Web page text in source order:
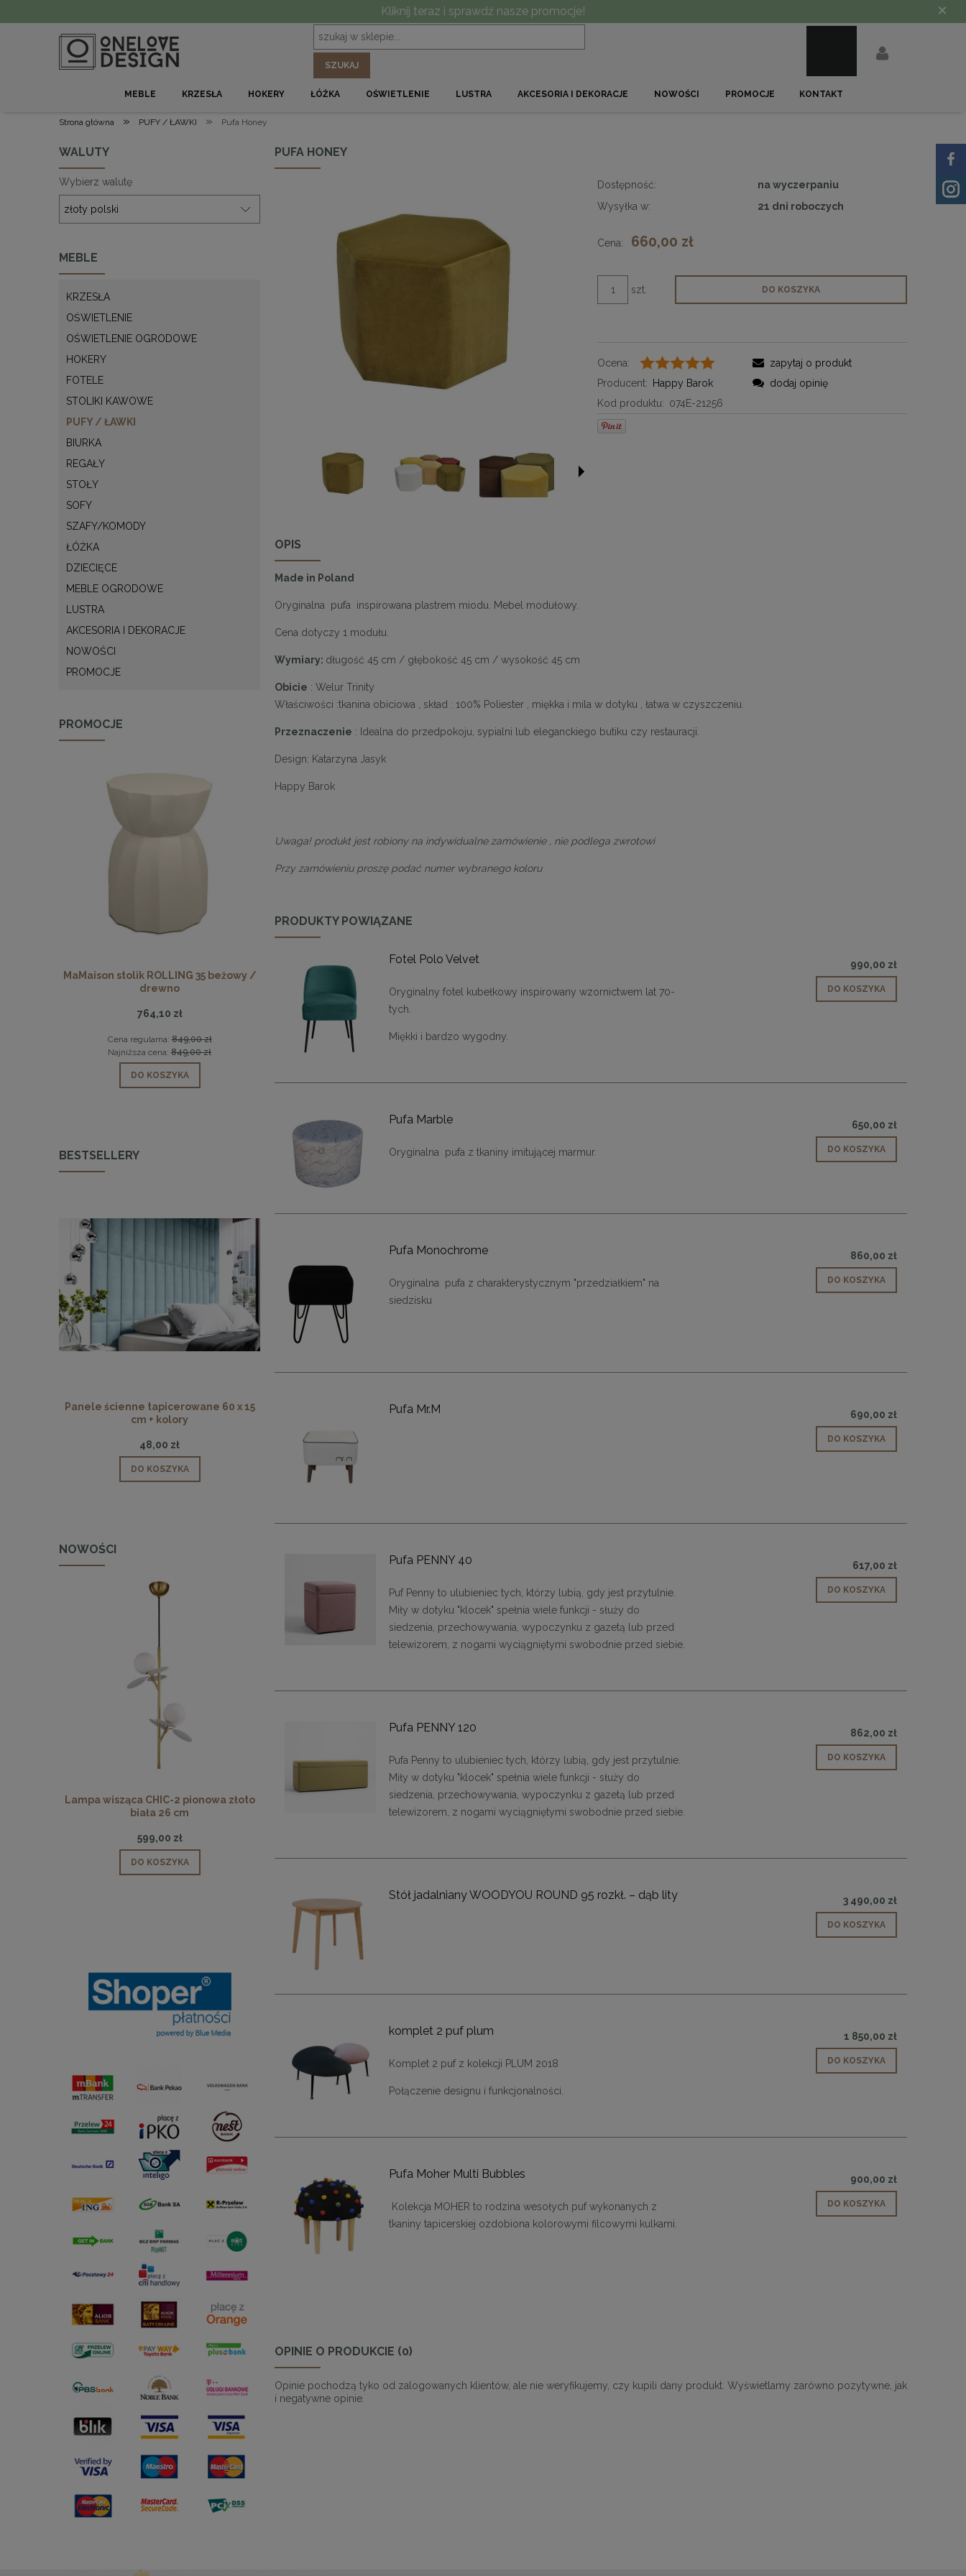
Kliknij teraz i sprawdź nasze promocje! ×
SZUKAJ
MEBLE KRZESŁA HOKERY ŁÓŻKA OŚWIETLENIE LUSTRA AKCESORIA I DEKORACJE NOWOŚCI PROMOCJE KONTAKT
Strona główna » PUFY / ŁAWKI » Pufa Honey
WALUTY
Wybierz walutę
MEBLE
KRZESŁA
OŚWIETLENIE
OŚWIETLENIE OGRODOWE
HOKERY
FOTELE
STOLIKI KAWOWE
PUFY / ŁAWKI
BIURKA
REGAŁY
STOŁY
SOFY
SZAFY/KOMODY
ŁÓŻKA
DZIECIĘCE
MEBLE OGRODOWE
LUSTRA
AKCESORIA I DEKORACJE
NOWOŚCI
PROMOCJE
PROMOCJE
MaMaison stolik ROLLING 35 beżowy /
drewno
764,10 zł
Cena regularna:849,00 zł
Najniższa cena: 849,00 zł
DO KOSZYKA
MaMaison stolik LEONARDO 39 czarny /
złoty
Cena regularna:
999,01 zł
Najniższa cena:
beżowe
MaMaison krzesło barowe LOGAN białe
Dębowy stolik
BESTSELLERY
Panele ścienne tapicerowane 60 x 15
cm + kolory
48,00 zł
DO KOSZYKA
Panele ścienne tapicerowane 40 x 30
48,00 zł
DO KOSZYKA
NOWOŚCI
Lampa wisząca CHIC-2 pionowa złoto
biała 26 cm
599,00 zł
DO KOSZYKA
Lampa wisząca CHIC-9, biało złota 75
Lampa wisząca CHIC-6, biało złota 90
cm
Lampa wisząca CHIC-1 biało złota, 20
PUFA HONEY
Dostępność:
na wyczerpaniu
Wysyłka w:
21 dni roboczych
Cena: 660,00 zł
szt. DO KOSZYKA
Ocena:
Producent:
Happy Barok
Kod produktu: 074E-21256
zapytaj o produkt
dodaj opinię
OPIS
Made in Poland
Oryginalna pufa inspirowana plastrem miodu. Mebel modułowy.
Cena dotyczy 1 modułu.
Wymiary: długość 45 cm / głębokość 45 cm / wysokość 45 cm
Obicie : Welur Trinity
Właściwości :tkanina obiciowa , skład : 100% Poliester , miękka i mila w dotyku , łatwa w czyszczeniu.
Przeznaczenie : Idealna do przedpokoju, sypialni lub eleganckiego butiku czy restauracji.
Design: Katarzyna Jasyk
Happy Barok
Uwaga! produkt jest robiony na indywidualne zamówienie , nie podlega zwrotowi
Przy zamówieniu proszę podać numer wybranego koloru
PRODUKTY POWIĄZANE
Fotel Polo Velvet
Oryginalny fotel kubełkowy inspirowany wzornictwem lat 70-
tych.
Miękki i bardzo wygodny.
990,00 zł
DO KOSZYKA
Pufa Marble
Oryginalna pufa z tkaniny imitującej marmur.
650,00 zł
DO KOSZYKA
Pufa Monochrome
Oryginalna pufa z charakterystycznym "przedziałkiem" na
siedzisku
860,00 zł
DO KOSZYKA
Pufa Mr.M 690,00 zł
DO KOSZYKA
Pufa PENNY 40
Puf Penny to ulubieniec tych, którzy lubią, gdy jest przytulnie.
Miły w dotyku "klocek" spełnia wiele funkcji - służy do
siedzenia, przechowywania, wypoczynku z gazetą lub przed
telewizorem, z nogami wyciągniętymi swobodnie przed siebie.
617,00 zł
DO KOSZYKA
Pufa PENNY 120
Pufa Penny to ulubieniec tych, którzy lubią, gdy jest przytulnie.
Miły w dotyku "klocek" spełnia wiele funkcji - służy do
siedzenia, przechowywania, wypoczynku z gazetą lub przed
telewizorem, z nogami wyciągniętymi swobodnie przed siebie.
862,00 zł
DO KOSZYKA
Stół jadalniany WOODYOU ROUND 95 rozkł. – dąb lity 3 490,00 zł
DO KOSZYKA
komplet 2 puf plum
Komplet 2 puf z kolekcji PLUM 2018
Połączenie designu i funkcjonalności.
1 850,00 zł
DO KOSZYKA
Pufa Moher Multi Bubbles
Kolekcja MOHER to rodzina wesołych puf wykonanych z
tkaniny tapicerskiej ozdobiona kolorowymi filcowymi kulkami.
900,00 zł
DO KOSZYKA
OPINIE O PRODUKCIE (0)
Opinie pochodzą tyko od zalogowanych klientów, ale nie weryfikujemy, czy kupili dany produkt. Wyświetlamy zarówno pozytywne, jak
i negatywne opinie.